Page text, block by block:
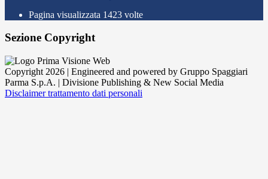
Pagina visualizzata 1423 volte
Sezione Copyright
Copyright 2026 | Engineered and powered by Gruppo Spaggiari
Parma S.p.A. | Divisione Publishing & New Social Media
Disclaimer trattamento dati personali